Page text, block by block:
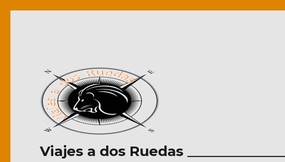
Viajes a dos Ruedas